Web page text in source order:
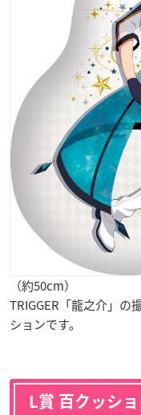
（約50cm）
TRIGGER「龍之介」の
ションです。
L賞 百クッショ